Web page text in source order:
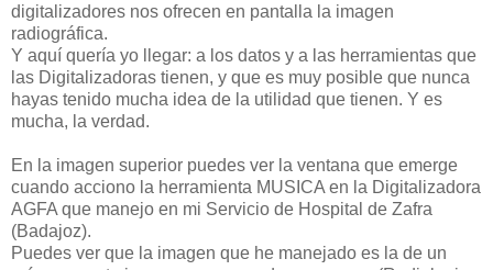
digitalizadores nos ofrecen en pantalla la imagen
radiográfica.
Y aquí quería yo llegar: a los datos y a las herramientas que
las Digitalizadoras tienen, y que es muy posible que nunca
hayas tenido mucha idea de la utilidad que tienen. Y es
mucha, la verdad.
En la imagen superior puedes ver la ventana que emerge
cuando acciono la herramienta MUSICA en la Digitalizadora
AGFA que manejo en mi Servicio de Hospital de Zafra
(Badajoz).
Puedes ver que la imagen que he manejado es la de un